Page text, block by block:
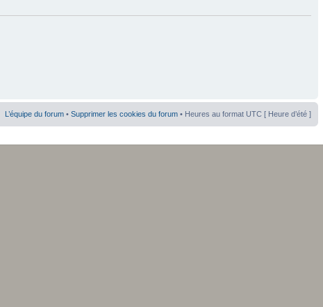
L’équipe du forum • Supprimer les cookies du forum • Heures au format UTC [ Heure d’été ]